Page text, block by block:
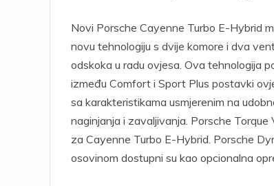
Novi Porsche Cayenne Turbo E-Hybrid
novu tehnologiju s dvije komore i dva
odskoka u radu ovjesa. Ova tehnologija
između Comfort i Sport Plus postavki
sa karakteristikama usmjerenim na
naginjanja i zavaljivanja. Porsche
za Cayenne Turbo E-Hybrid. Porsche
osovinom dostupni su kao opcionalna